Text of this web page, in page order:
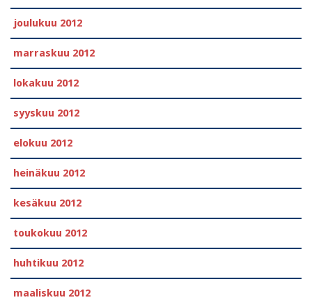
joulukuu 2012
marraskuu 2012
lokakuu 2012
syyskuu 2012
elokuu 2012
heinäkuu 2012
kesäkuu 2012
toukokuu 2012
huhtikuu 2012
maaliskuu 2012